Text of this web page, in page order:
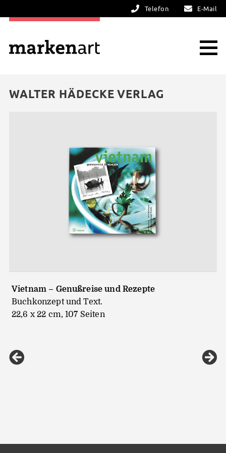
Telefon E-Mail
WALTER HÄDECKE VERLAG
Vietnam – Genußreise und Rezepte
Buchkonzept und Text.
22,6 x 22 cm, 107 Seiten